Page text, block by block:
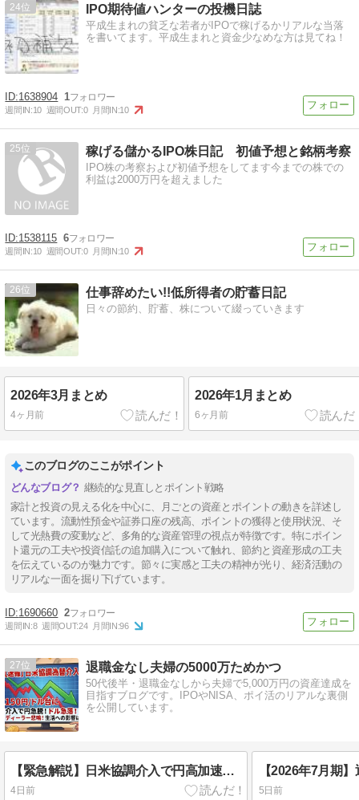
24 IPO期待値ハンターの投機日誌
平成生まれの貧乏な若者がIPOで稼げるかリアルな当落
を書いてます。平成生まれと資金少なめな方は見てね！
1638904 1
週間IN:10 週間OUT:0 月間IN:10
25 稼げる儲かるIPO株日記 初値予想と銘柄考察
IPO株の考察および初値予想をしてます今までの株での
利益は2000万円を超えました
1538115 6
週間IN:10 週間OUT:0 月間IN:10
26 仕事辞めたい!!低所得者の貯蓄日記
日々の節約、貯蓄、株について綴っていきます
2026年3月まとめ
4ヶ月前
2026年1月まとめ
6ヶ月前
このブログのここがポイント
継続的な見直しとポイント戦略
家計と投資の見える化を中心に、月ごとの資産とポイントの動きを詳述し
ています。流動性預金や証券口座の残高、ポイントの獲得と使用状況、そ
して光熱費の変動など、多角的な資産管理の視点が特徴です。特にポイン
ト還元の工夫や投資信託の追加購入について触れ、節約と資産形成の工夫
を伝えているのが魅力です。節々に実感と工夫の精神が光り、経済活動の
リアルな一面を掘り下げています。
1690660 2
週間IN:8 週間OUT:24 月間IN:96
27 退職金なし夫婦の5000万ためかつ
50代後半・退職金なしから夫婦で5,000万円の資産達成を
目指すブログです。IPOやNISA、ポイ活のリアルな裏側
を公開しています。
【緊急解説】日米協調介入で円高加速！？それでも我が家が「インデックス投資」を買い続ける理由
4日前 5日前